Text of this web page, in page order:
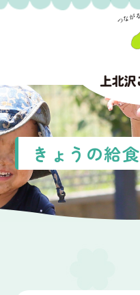
きょうの給食